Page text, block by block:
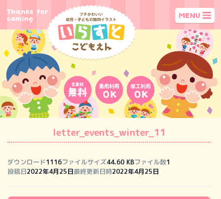
letter_events_winter_11
ダウンロード1116ファイルサイズ44.60 KBファイル数1
投稿日2022年4月25日最終更新日時2022年4月25日